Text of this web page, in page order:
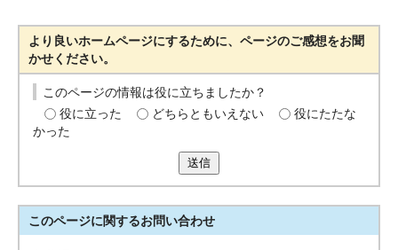
より良いホームページにするために、ページのご感想をお聞
かせください。
このページの情報は役に立ちましたか？
役に立った
どちらともいえない
役にたたな
かった
送信
このページに関するお問い合わせ